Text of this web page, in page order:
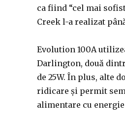
ca fiind “cel mai
Creek l-a realizat
Evolution 100A
Darlington, două
de 25W. În plus, alte
ridicare și permit
alimentare cu